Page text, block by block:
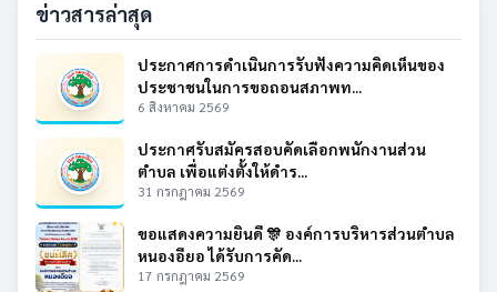
ข่าวสารล่าสุด
ประกาศการดำเนินการรับฟังความคิดเห็นของ
ประชาชนในการขอถอนสภาพท...
6 สิงหาคม 2569
ประกาศรับสมัครสอบคัดเลือกพนักงานส่วน
ตำบล เพื่อแต่งตั้งให้ดำร...
31 กรกฎาคม 2569
ขอแสดงความยินดี 🎊 องค์การบริหารส่วนตำบล
หนองอียอ ได้รับการคัด...
17 กรกฎาคม 2569